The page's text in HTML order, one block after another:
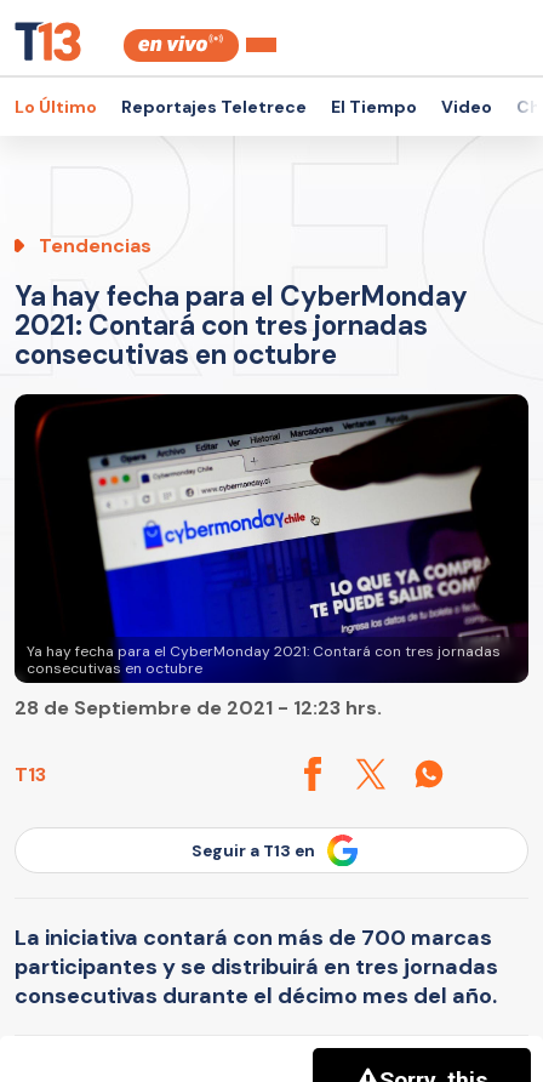
Lo Último Reportajes Teletrece El Tiempo Video
Tendencias
Ya hay fecha para el CyberMonday
2021: Contará con tres jornadas
consecutivas en octubre
Ya hay fecha para el CyberMonday 2021: Contará con tres jornadas
consecutivas en octubre
T13
28 de Septiembre de 2021 - 12:23 hrs.
Seguir a T13 en
La iniciativa contará con más de 700 marcas
participantes y se distribuirá en tres jornadas
consecutivas durante el décimo mes del año.